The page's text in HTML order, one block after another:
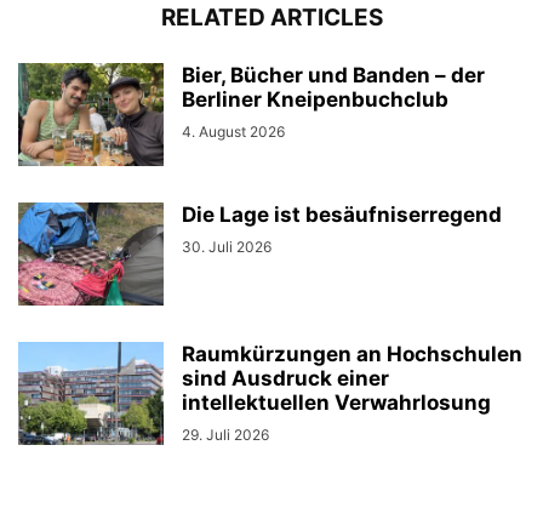
RELATED ARTICLES
Bier, Bücher und Banden – der
Berliner Kneipenbuchclub
4. August 2026
Die Lage ist besäufniserregend
30. Juli 2026
Raumkürzungen an Hochschulen
sind Ausdruck einer
intellektuellen Verwahrlosung
29. Juli 2026